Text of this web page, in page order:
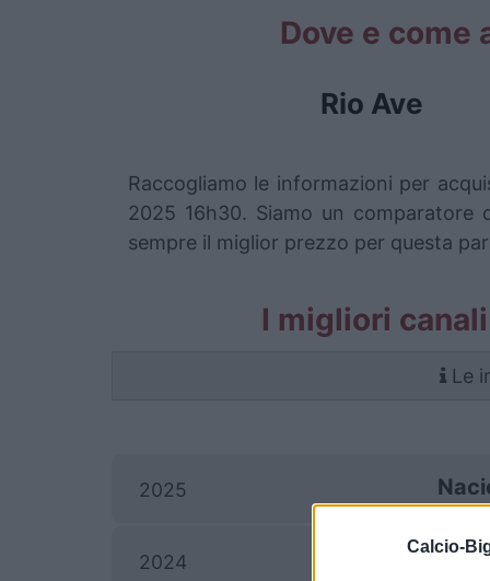
Calcio-
Dove e come
Rio Ave
Raccogliamo le informazioni per
2025 16h30. Siamo un
sempre il miglior prezzo per questa
I migliori
Le
2025
2024